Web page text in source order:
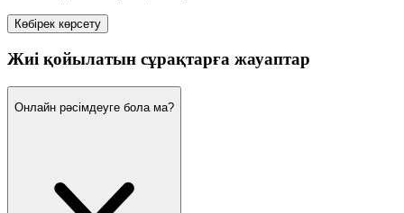
Көбірек көрсету
Жиі қойылатын сұрақтарға жауаптар
Онлайн рәсімдеуге бола ма?